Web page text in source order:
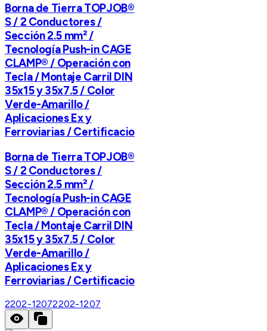
Borna de Tierra TOPJOB®
S / 2 Conductores /
Sección 2.5 mm² /
Tecnología Push-in CAGE
CLAMP® / Operación con
Tecla / Montaje Carril DIN
35x15 y 35x7.5 / Color
Verde-Amarillo /
Aplicaciones Ex y
Ferroviarias / Certificacio
Borna de Tierra TOPJOB®
S / 2 Conductores /
Sección 2.5 mm² /
Tecnología Push-in CAGE
CLAMP® / Operación con
Tecla / Montaje Carril DIN
35x15 y 35x7.5 / Color
Verde-Amarillo /
Aplicaciones Ex y
Ferroviarias / Certificacio
2202-12072202-1207